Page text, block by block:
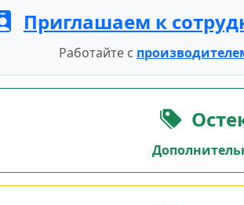
Приглашаем к
Работайте с